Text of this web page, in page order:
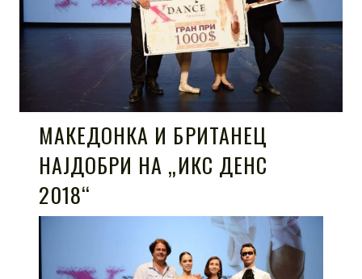
МАКЕДОНКА И БРИТАНЕЦ
НАЈДОБРИ НА „ИКС ДЕНС
2018“